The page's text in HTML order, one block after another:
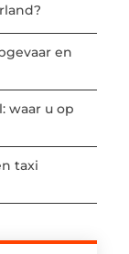
en
waar u op
taxi